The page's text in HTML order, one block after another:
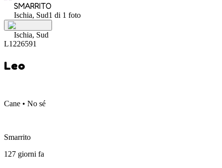
SMARRITO
Ischia, Sud1 di 1 foto
Ischia, Sud
L1226591
Leo
Cane • No sé
Smarrito
127 giorni fa